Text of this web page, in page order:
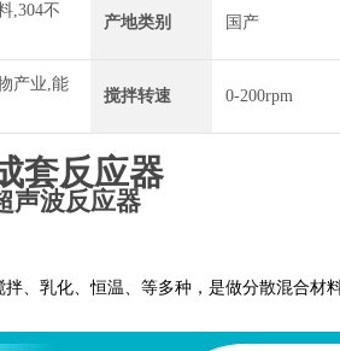
,304不
产地类别 国产
产业,能
搅拌转速 0-200rpm
套反应器
声波反应器
、乳化、恒温、等多种，是做分散混合材